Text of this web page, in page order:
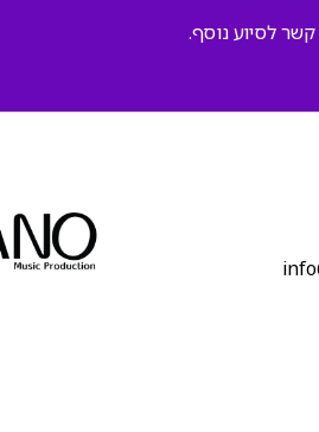
קשר לסיוע נוסף.